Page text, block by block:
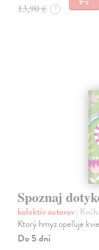
13,90 € ?
Spoznaj
kolektív autorov|
Ktorý hmyz opeľuje
Do 5 dní